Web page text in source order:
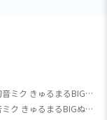
【初音ミク】初音ミク きゅるまるBIGぬいぐるみーネモフィラver.ー
【初音ミク】初音ミク きゅるまるBIGぬいぐるみーネモフィラver.ー